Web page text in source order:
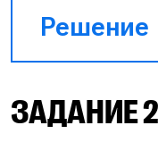
Решение
ЗАДАНИЕ 2